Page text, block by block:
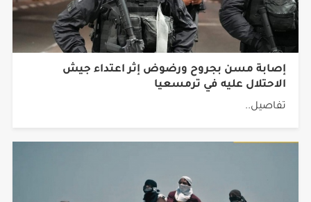
إصابة مسن بجروح ورضوض إثر اعتداء جيش
الاحتلال عليه في ترمسعيا
تفاصيل..